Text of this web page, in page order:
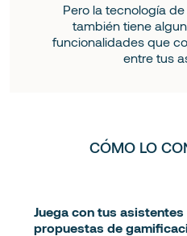
Pero la tecnología
también tiene
funcionalidades que
entre tus
CÓMO LO
Juega con tus
propuestas de